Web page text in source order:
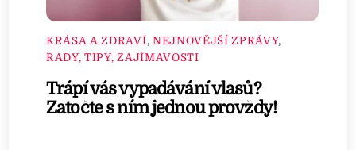
KRÁSA A ZDRAVÍ, NEJNOVĚJŠÍ ZPRÁVY,
RADY, TIPY, ZAJÍMAVOSTI
Trápí vás vypadávání vlasů?
Zatočte s ním jednou provždy!